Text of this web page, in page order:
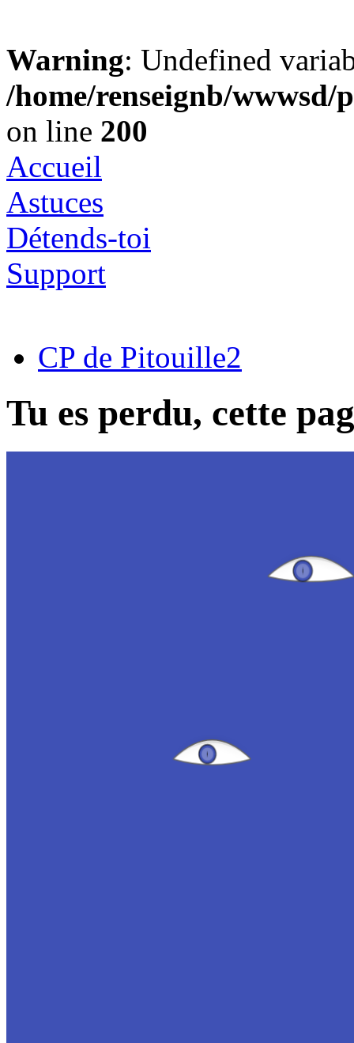
Warning: Undefined
/home/renseignb/
on line 200
Accueil
Astuces
Détends-toi
Support
CP de Pitouille2
Tu es perdu, cette